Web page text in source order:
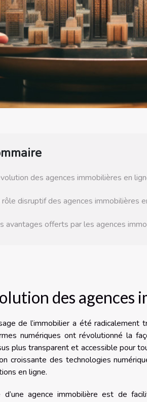
des agences immobilières en
rôle disruptif des agences immobilières
avantages offerts par les agences
des agences
de l’immobilier a été radicalement
numériques ont révolutionné la
plus transparent et accessible pour
croissante des technologies
en ligne.
agence immobilière est de